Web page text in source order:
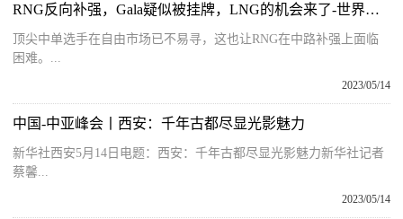
RNG反向补强，Gala疑似被挂牌，LNG的机会来了-世界要闻
顶尖中单选手在自由市场已不易寻，这也让RNG在中路补强上面临
困难。...
2023/05/14
中国-中亚峰会丨西安：千年古都尽显光影魅力
新华社西安5月14日电题：西安：千年古都尽显光影魅力新华社记者
蔡馨...
2023/05/14